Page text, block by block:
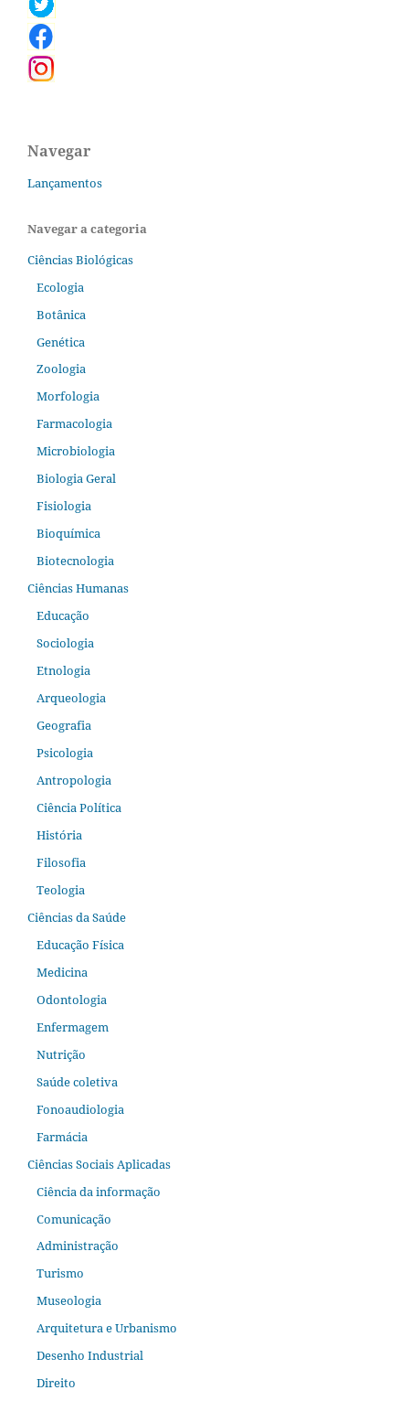
Navegar
Lançamentos
Navegar a categoria
Ciências Biológicas
Ecologia
Botânica
Genética
Zoologia
Morfologia
Farmacologia
Microbiologia
Biologia Geral
Fisiologia
Bioquímica
Biotecnologia
Ciências Humanas
Educação
Sociologia
Etnologia
Arqueologia
Geografia
Psicologia
Antropologia
Ciência Política
História
Filosofia
Teologia
Ciências da Saúde
Educação Física
Medicina
Odontologia
Enfermagem
Nutrição
Saúde coletiva
Fonoaudiologia
Farmácia
Ciências Sociais Aplicadas
Ciência da informação
Comunicação
Administração
Turismo
Museologia
Arquitetura e Urbanismo
Desenho Industrial
Direito